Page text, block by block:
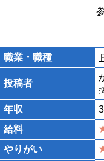
職業・職種
投稿者
年収
給料
やりがい